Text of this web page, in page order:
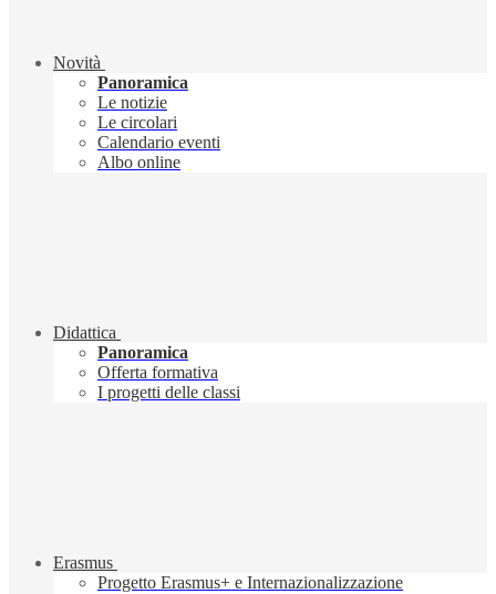
Novità
Panoramica
Le notizie
Le circolari
Calendario eventi
Albo online
Didattica
Panoramica
Offerta formativa
I progetti delle classi
Erasmus
Progetto Erasmus+ e Internazionalizzazione